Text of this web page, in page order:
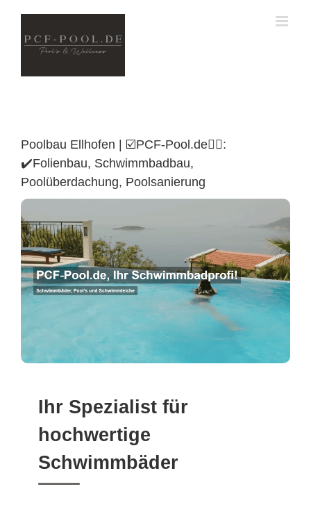
content
Poolbau Ellhofen | ☑️PCF-Pool.de🏊🏼:
✔️Folienbau, Schwimmbadbau,
Poolüberdachung, Poolsanierung
Ihr Spezialist für
hochwertige
Schwimmbäder